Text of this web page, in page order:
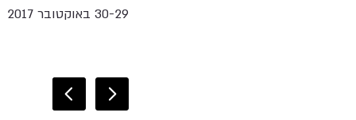
30-29 באוקטובר 2017